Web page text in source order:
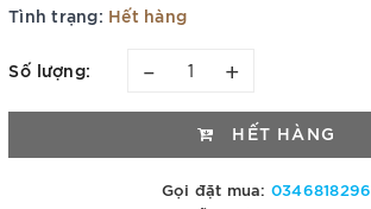
Tình trạng: Hết hàng
Số lượng: – +
HẾT HÀNG
Gọi đặt mua: 0346818296